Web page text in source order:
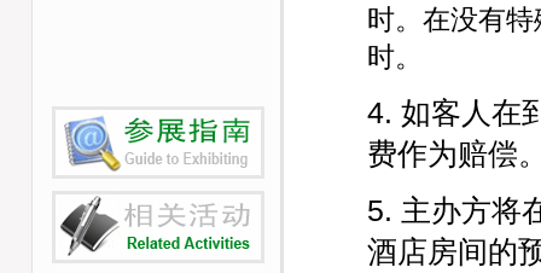
时。在没有
时。
4. 如客人在
费作为赔偿
5. 主办方将
酒店房间的